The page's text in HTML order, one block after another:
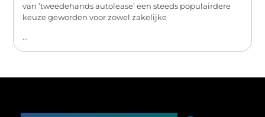
van ’tweedehands autolease’ een steeds populairdere
keuze geworden voor zowel zakelijke
...